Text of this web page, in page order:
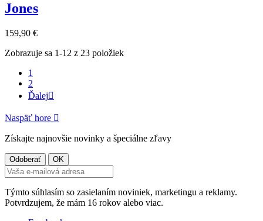
Jones
159,90 €
Zobrazuje sa 1-12 z 23 položiek
1
2
Ďalej
Naspäť hore 
Získajte najnovšie novinky a špeciálne zľavy
Týmto súhlasím so zasielaním noviniek, marketingu a reklamy.
Potvrdzujem, že mám 16 rokov alebo viac.